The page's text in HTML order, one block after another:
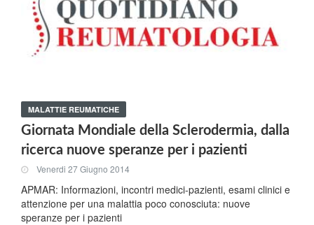
MALATTIE REUMATICHE
Giornata Mondiale della Sclerodermia, dalla
ricerca nuove speranze per i pazienti
Venerdi 27 Giugno 2014
APMAR: Informazioni, incontri medici-pazienti, esami clinici e
attenzione per una malattia poco conosciuta: nuove
speranze per i pazienti